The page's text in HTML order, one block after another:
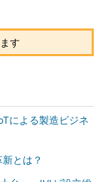
す
による製造ビジネ
とは？